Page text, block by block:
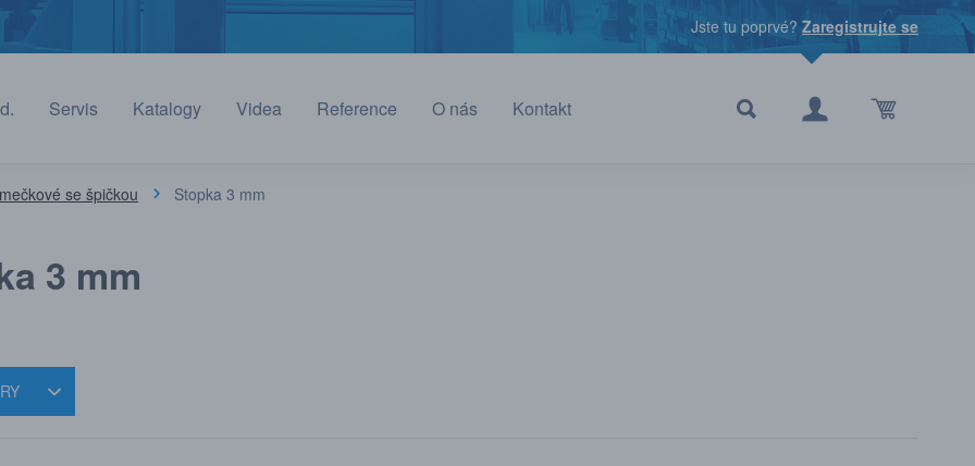
Jste tu poprvé? Zaregistrujte se
Servis Katalogy Videa Reference O nás Kontakt
se špičkou Stopka 3 mm
3 mm